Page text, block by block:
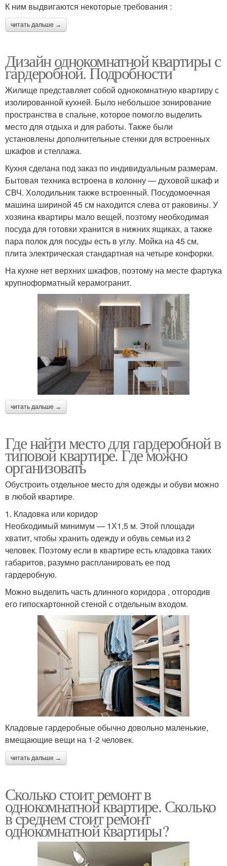
К ним выдвигаются некоторые требования :
читать дальше →
Дизайн однокомнатной квартиры с
гардеробной. Подробности
Жилище представляет собой однокомнатную квартиру с
изолированной кухней. Было небольшое зонирование
пространства в спальне, которое помогло выделить
место для отдыха и для работы. Также были
установлены дополнительные стенки для встроенных
шкафов и стеллажа.
Кухня сделана под заказ по индивидуальным размерам.
Бытовая техника встроена в колонну — духовой шкаф и
СВЧ. Холодильник также встроенный. Посудомоечная
машина шириной 45 см находится слева от раковины. У
хозяина квартиры мало вещей, поэтому необходимая
посуда для готовки хранится в нижних ящиках, а также
пара полок для посуды есть в углу. Мойка на 45 см,
плита электрическая стандартная на четыре конфорки.
На кухне нет верхних шкафов, поэтому на месте фартука
крупноформатный керамогранит.
читать дальше →
Где найти место для гардеробной в
типовой квартире. Где можно
организовать
Обустроить отдельное место для одежды и обуви можно
в любой квартире.
1. Кладовка или коридор
Необходимый минимум — 1Х1,5 м. Этой площади
хватит, чтобы хранить одежду и обувь семьи из 2
человек. Поэтому если в квартире есть кладовка таких
габаритов, разумно распланировать ее под
гардеробную.
Можно выделить часть длинного коридора , отгородив
его гипоскартонной стеной с отдельным входом.
Кладовые гардеробные обычно довольно маленькие,
вмещающие вещи на 1-2 человек.
читать дальше →
Сколько стоит ремонт в
однокомнатной квартире. Сколько
в среднем стоит ремонт
однокомнатной квартиры?